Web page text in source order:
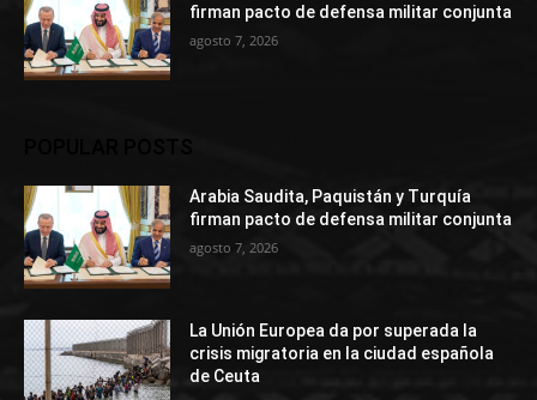
firman pacto de defensa militar conjunta
agosto 7, 2026
Arabia Saudita, Paquistán y Turquía
firman pacto de defensa militar conjunta
agosto 7, 2026
La Unión Europea da por superada la
crisis migratoria en la ciudad española
de Ceuta